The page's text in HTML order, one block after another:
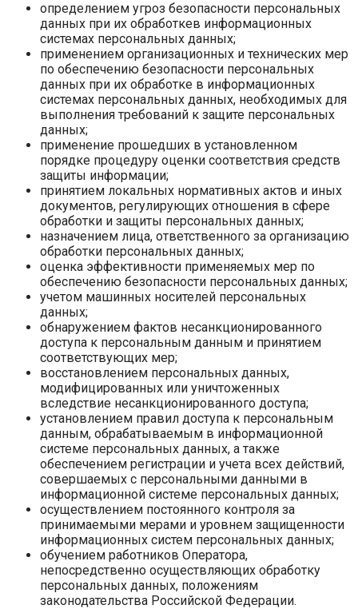
определением угроз безопасности персональных
данных при их обработкев информационных
системах персональных данных;
применением организационных и технических мер
по обеспечению безопасности персональных
данных при их обработке в информационных
системах персональных данных, необходимых для
выполнения требований к защите персональных
данных;
применение прошедших в установленном
порядке процедуру оценки соответствия средств
защиты информации;
принятием локальных нормативных актов и иных
документов, регулирующих отношения в сфере
обработки и защиты персональных данных;
назначением лица, ответственного за организацию
обработки персональных данных;
оценка эффективности применяемых мер по
обеспечению безопасности персональных данных;
учетом машинных носителей персональных
данных;
обнаружением фактов несанкционированного
доступа к персональным данным и принятием
соответствующих мер;
восстановлением персональных данных,
модифицированных или уничтоженных
вследствие несанкционированного доступа;
установлением правил доступа к персональным
данным, обрабатываемым в информационной
системе персональных данных, а также
обеспечением регистрации и учета всех действий,
совершаемых с персональными данными в
информационной системе персональных данных;
осуществлением постоянного контроля за
принимаемыми мерами и уровнем защищенности
информационных систем персональных данных;
обучением работников Оператора,
непосредственно осуществляющих обработку
персональных данных, положениям
законодательства Российской Федерации.